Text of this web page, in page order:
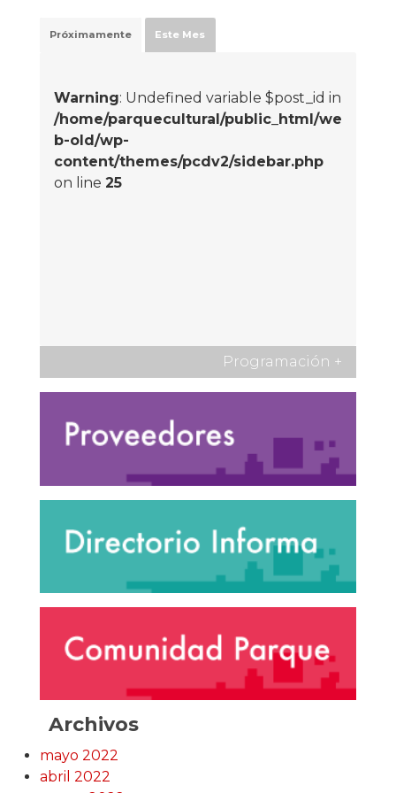
Próximamente Este Mes
Warning: Undefined variable $post_id in
/home/parquecultural/public_html/we
b-old/wp-
content/themes/pcdv2/sidebar.php
on line 25
Programación +
Archivos
mayo 2022
abril 2022